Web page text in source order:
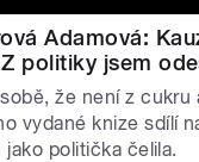
Adamová:
politiky jsem
že není z cukru
vydané knize sdílí
jako politička čelila.